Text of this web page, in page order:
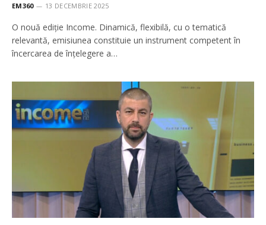
EM360 13 DECEMBRIE 2025
O nouă ediție Income. Dinamică, flexibilă, cu o tematică
relevantă, emisiunea constituie un instrument competent în
încercarea de înţelegere a…